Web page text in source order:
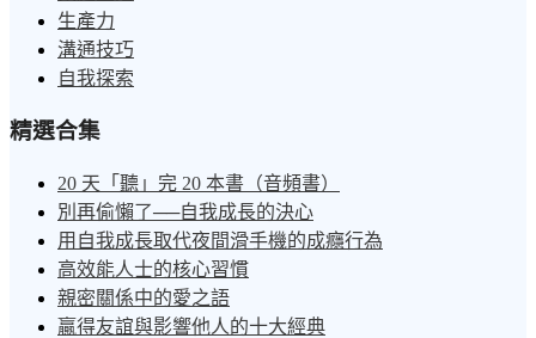
生產力
溝通技巧
自我探索
精選合集
20 天「聽」完 20 本書（音頻書）
別再偷懶了──自我成長的決心
用自我成長取代夜間滑手機的成癮行為
高效能人士的核心習慣
親密關係中的愛之語
贏得友誼與影響他人的十大經典